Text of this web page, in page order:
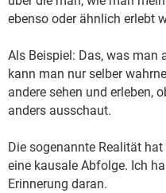
ebenso oder ähnlich erlebt
Als Beispiel: Das, was man
kann man nur selber
andere sehen und erleben,
anders ausschaut.
Die sogenannte Realität
eine kausale Abfolge. Ich
Erinnerung daran.